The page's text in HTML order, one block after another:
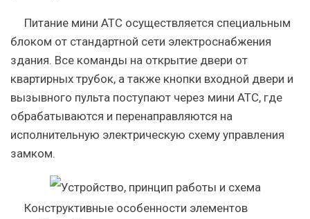
Питание мини АТС осуществляется специальным
блоком от стандартной сети электроснабжения
здания. Все команды на открытие двери от
квартирных трубок, а также кнопки входной двери и
вызывного пульта поступают через мини АТС, где
обрабатываются и перенаправляются на
исполнительную электрическую схему управления
замком.
Конструктивные особенности элементов